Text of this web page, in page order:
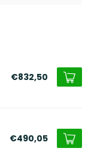
€832,50
€490,05